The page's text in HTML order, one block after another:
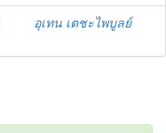
อุเทน เตชะไพบูลย์